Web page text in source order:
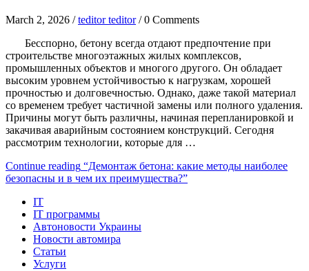
March 2, 2026 /teditor teditor/ 0 Comments
Бесспорно, бетону всегда отдают предпочтение при
строительстве многоэтажных жилых комплексов,
промышленных объектов и многого другого. Он обладает
высоким уровнем устойчивостью к нагрузкам, хорошей
прочностью и долговечностью. Однако, даже такой материал
со временем требует частичной замены или полного удаления.
Причины могут быть различны, начиная перепланировкой и
закачивая аварийным состоянием конструкций. Сегодня
рассмотрим технологии, которые для …
Continue reading “Демонтаж бетона: какие методы наиболее
безопасны и в чем их преимущества?”
IT
IT программы
Автоновости Украины
Новости автомира
Статьи
Услуги